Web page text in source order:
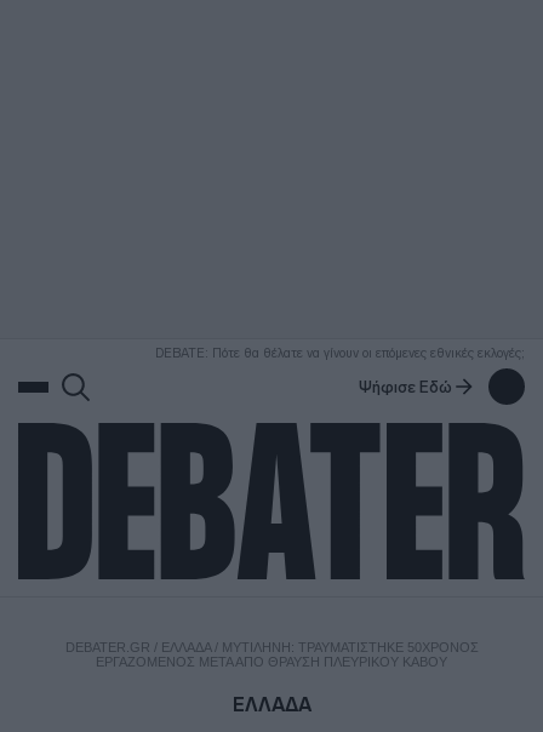
DEBATE: Πότε θα θέλατε να γίνουν οι επόμενες εθνικές εκλογές;
Ψήφισε Εδώ
DEBATER.GR / ΕΛΛΑΔΑ/ ΜΥΤΙΛΉΝΗ: ΤΡΑΥΜΑΤΊΣΤΗΚΕ 50ΧΡΟΝΟΣ
ΕΡΓΑΖΌΜΕΝΟΣ ΜΕΤΆ ΑΠΌ ΘΡΑΎΣΗ ΠΛΕΥΡΙΚΟΎ ΚΆΒΟΥ
ΕΛΛΑΔΑ